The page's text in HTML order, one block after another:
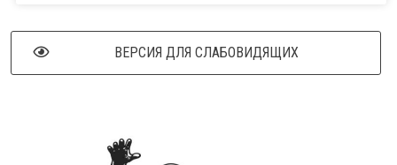
ВЕРСИЯ ДЛЯ СЛАБОВИДЯЩИХ